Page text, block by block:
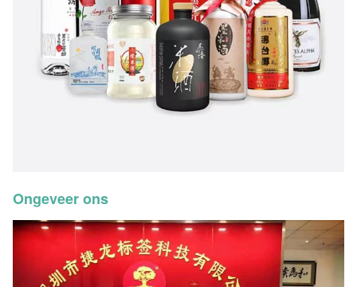
Ongeveer ons